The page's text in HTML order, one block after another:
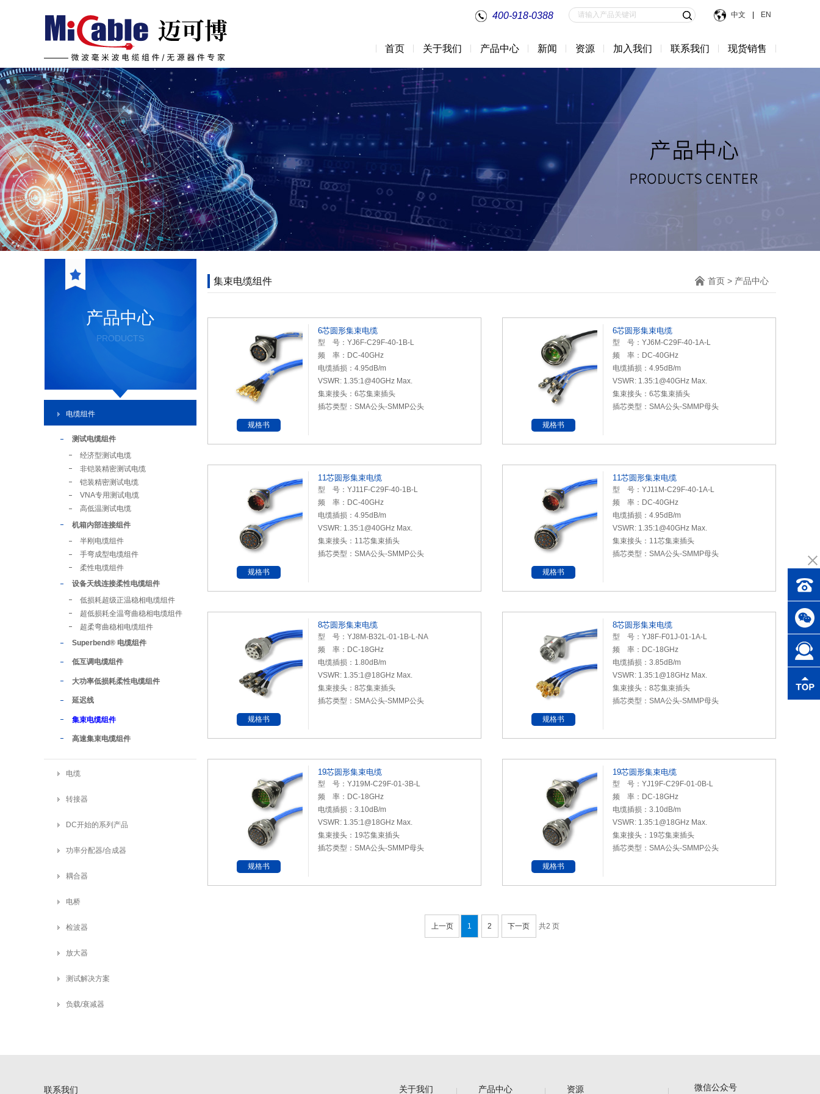
中文 EN
400-918-0388
首页 关于我们 产品中心 新闻 资源 加入我们 联系我们 现货销售
产品中心
PRODUCTS
电缆组件
测试电缆组件
经济型测试电缆
非铠装精密测试电缆
铠装精密测试电缆
VNA专用测试电缆
高低温测试电缆
机箱内部连接组件
半刚电缆组件
手弯成型电缆组件
柔性电缆组件
设备天线连接柔性电缆组件
低损耗超级正温稳相电缆组件
超低损耗全温弯曲稳相电缆组件
超柔弯曲稳相电缆组件
Superbend® 电缆组件
低互调电缆组件
大功率低损耗柔性电缆组件
延迟线
集束电缆组件
高速集束电缆组件
电缆
转接器
DC开始的系列产品
功率分配器/合成器
耦合器
电桥
检波器
放大器
测试解决方案
负载/衰减器
集束电缆组件 首页 > 产品中心
规格书
6芯圆形集束电缆
型 号：YJ6F-C29F-40-1B-L
频 率：DC-40GHz
电缆插损：4.95dB/m
VSWR: 1.35:1@40GHz Max.
集束接头：6芯集束插头
插芯类型：SMA公头-SMMP公头
规格书
6芯圆形集束电缆
型 号：YJ6M-C29F-40-1A-L
频 率：DC-40GHz
电缆插损：4.95dB/m
VSWR: 1.35:1@40GHz Max.
集束接头：6芯集束插头
插芯类型：SMA公头-SMMP母头
规格书
11芯圆形集束电缆
型 号：YJ11F-C29F-40-1B-L
频 率：DC-40GHz
电缆插损：4.95dB/m
VSWR: 1.35:1@40GHz Max.
集束接头：11芯集束插头
插芯类型：SMA公头-SMMP公头
规格书
11芯圆形集束电缆
型 号：YJ11M-C29F-40-1A-L
频 率：DC-40GHz
电缆插损：4.95dB/m
VSWR: 1.35:1@40GHz Max.
集束接头：11芯集束插头
插芯类型：SMA公头-SMMP母头
规格书
8芯圆形集束电缆
型 号：YJ8M-B32L-01-1B-L-NA
频 率：DC-18GHz
电缆插损：1.80dB/m
VSWR: 1.35:1@18GHz Max.
集束接头：8芯集束插头
插芯类型：SMA公头-SMMP公头
规格书
8芯圆形集束电缆
型 号：YJ8F-F01J-01-1A-L
频 率：DC-18GHz
电缆插损：3.85dB/m
VSWR: 1.35:1@18GHz Max.
集束接头：8芯集束插头
插芯类型：SMA公头-SMMP母头
规格书
19芯圆形集束电缆
型 号：YJ19M-C29F-01-3B-L
频 率：DC-18GHz
电缆插损：3.10dB/m
VSWR: 1.35:1@18GHz Max.
集束接头：19芯集束插头
插芯类型：SMA公头-SMMP母头
规格书
19芯圆形集束电缆
型 号：YJ19F-C29F-01-0B-L
频 率：DC-18GHz
电缆插损：3.10dB/m
VSWR: 1.35:1@18GHz Max.
集束接头：19芯集束插头
插芯类型：SMA公头-SMMP公头
上一页 1 2 下一页 共2 页
联系我们 关于我们 产品中心 资源 微信公众号